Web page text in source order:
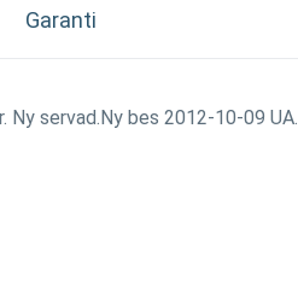
Garanti
servad.Ny bes 2012-10-09 UA.